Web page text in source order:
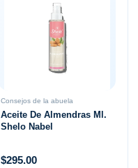
Consejos de la abuela
Aceite De Almendras Ml.
Shelo Nabel
$295.00